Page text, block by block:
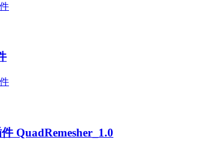
QuadRemesher_1.0